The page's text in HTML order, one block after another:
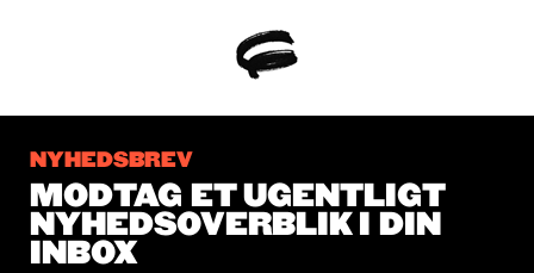
NYHEDSBREV
MODTAG ET UGENTLIGT
NYHEDSOVERBLIK I DIN
INBOX